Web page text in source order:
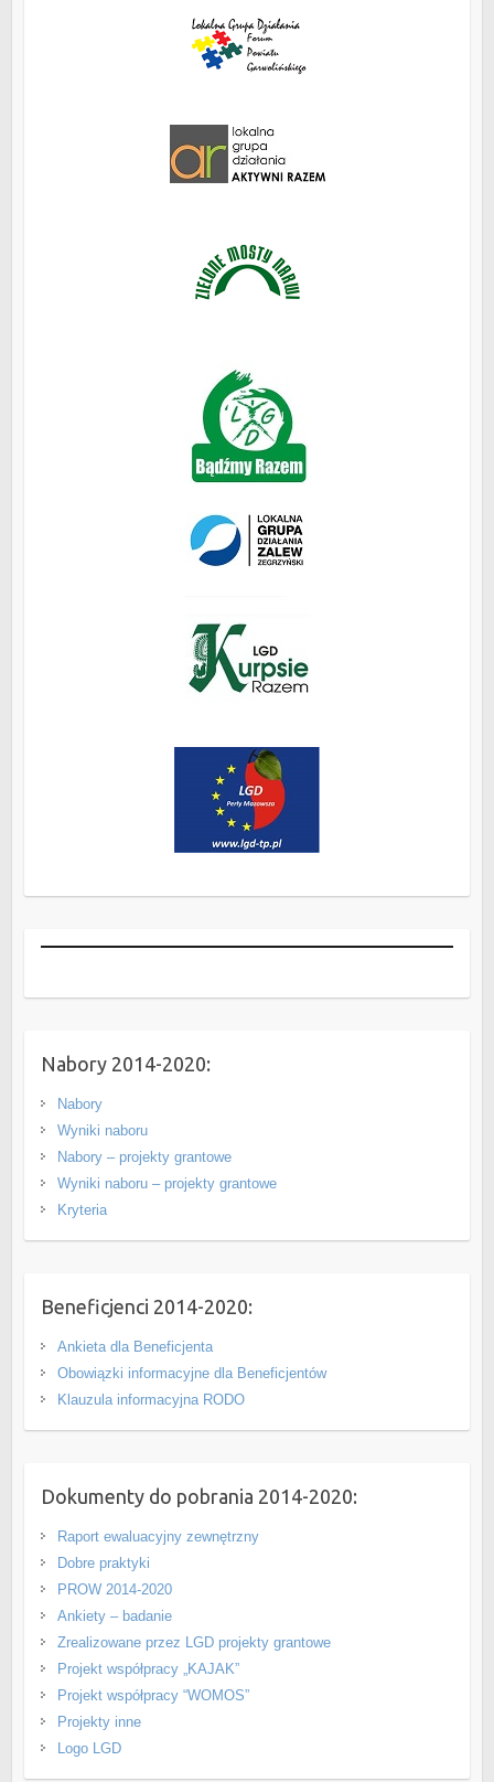
Nabory 2014-2020:
Nabory
Wyniki naboru
Nabory – projekty grantowe
Wyniki naboru – projekty grantowe
Kryteria
Beneficjenci 2014-2020:
Ankieta dla Beneficjenta
Obowiązki informacyjne dla Beneficjentów
Klauzula informacyjna RODO
Dokumenty do pobrania 2014-2020:
Raport ewaluacyjny zewnętrzny
Dobre praktyki
PROW 2014-2020
Ankiety – badanie
Zrealizowane przez LGD projekty grantowe
Projekt współpracy „KAJAK”
Projekt współpracy “WOMOS”
Projekty inne
Logo LGD